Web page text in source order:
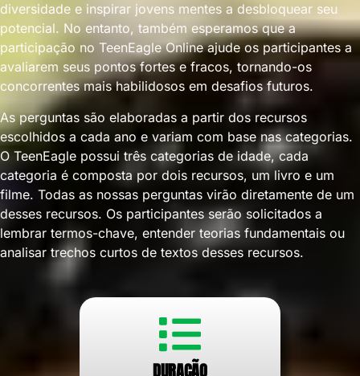
diversidade e inspirar jovens mentes a desbloquear seu
potencial. No entanto, também esperamos que a
participação no TeenEagle Online ajude os participantes a
avaliarem seus pontos fortes e fracos, tornando-os
concorrentes mais habilidosos em desafios futuros.
As perguntas são elaboradas a partir dos recursos
escolhidos a cada ano e variam com base nas categorias.
O TeenEagle possui três categorias de idade, cada
categoria é composta por dois recursos, um livro e um
filme. Todas as nossas perguntas virão diretamente de um
desses recursos. Os participantes serão solicitados a
lembrar termos-chave, entender teorias fundamentais ou
analisar trechos curtos de textos desses recursos.
DURAÇÃO